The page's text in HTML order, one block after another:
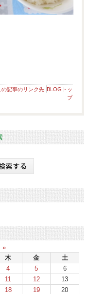
の記事のリンク先 BLOGトッ
プ
»
木 金
土
4 5
6
11 12
13
18 19
20